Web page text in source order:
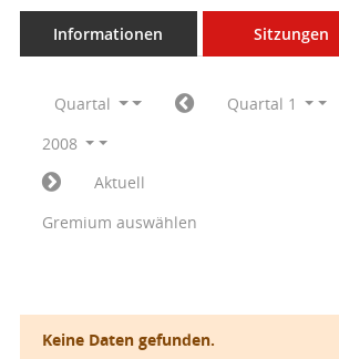
Informationen Sitzungen
Quartal
Quartal 1
2008
Aktuell
Gremium auswählen
Keine Daten gefunden.